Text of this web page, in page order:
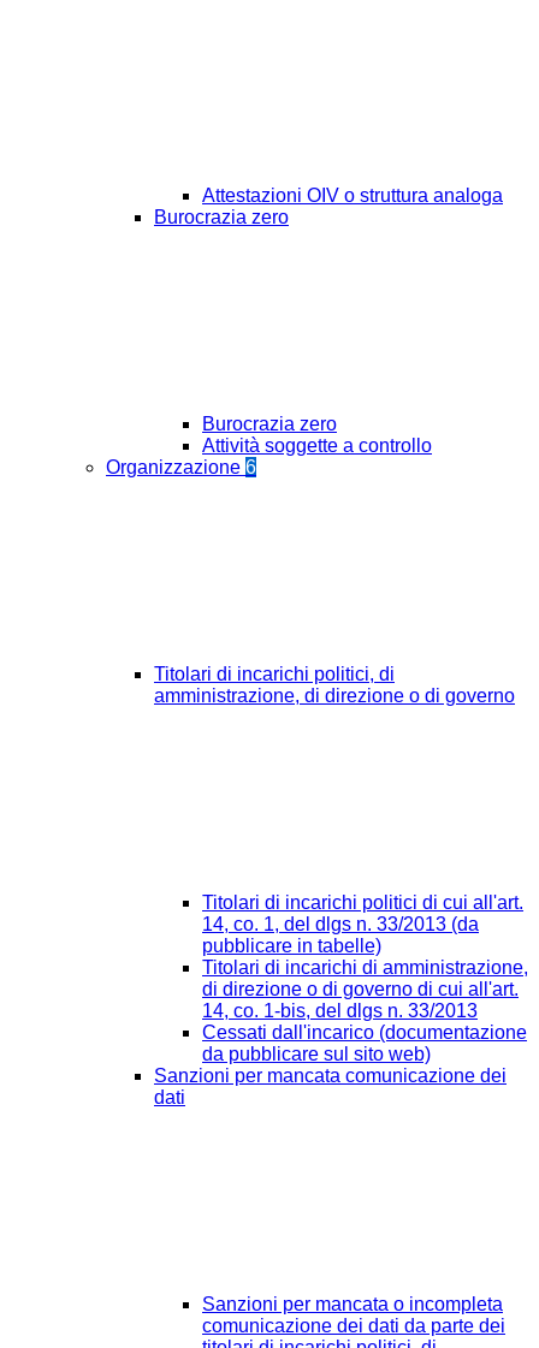
Attestazioni OIV o struttura analoga
Burocrazia zero
Burocrazia zero
Attività soggette a controllo
Organizzazione 6
Titolari di incarichi politici, di
amministrazione, di direzione o di governo
Titolari di incarichi politici di cui all'art.
14, co. 1, del dlgs n. 33/2013 (da
pubblicare in tabelle)
Titolari di incarichi di amministrazione,
di direzione o di governo di cui all'art.
14, co. 1-bis, del dlgs n. 33/2013
Cessati dall'incarico (documentazione
da pubblicare sul sito web)
Sanzioni per mancata comunicazione dei
dati
Sanzioni per mancata o incompleta
comunicazione dei dati da parte dei